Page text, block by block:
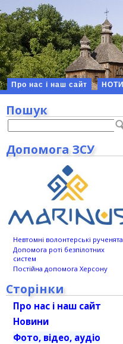
Про нас і наш сайт НОТИ
Пошук
Допомога ЗСУ
Невтомні волонтерські рученята
Допомога роті безпілотних
систем
Постійна допомога Херсону
Сторінки
Про нас і наш сайт
Новини
Фото, відео, аудіо